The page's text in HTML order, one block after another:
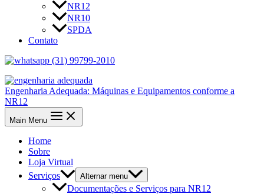
NR12
NR10
SPDA
Contato
(31) 99799-2010
Engenharia Adequada: Máquinas e Equipamentos conforme a
NR12
Main Menu
Home
Sobre
Loja Virtual
Serviços
Alternar menu
Documentações e Serviços para NR12